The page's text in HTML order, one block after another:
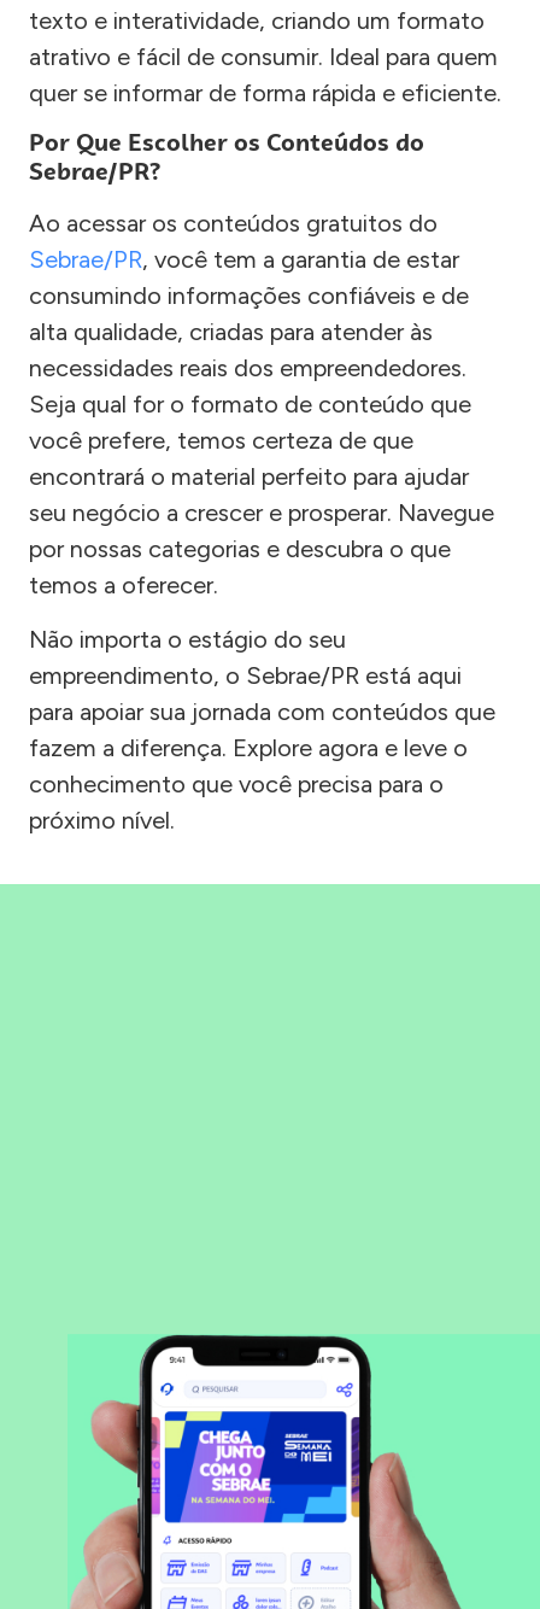
texto e interatividade, criando um formato
atrativo e fácil de consumir. Ideal para quem
quer se informar de forma rápida e eficiente.
Por Que Escolher os Conteúdos do
Sebrae/PR?
Ao acessar os conteúdos gratuitos do
Sebrae/PR, você tem a garantia de estar
consumindo informações confiáveis e de
alta qualidade, criadas para atender às
necessidades reais dos empreendedores.
Seja qual for o formato de conteúdo que
você prefere, temos certeza de que
encontrará o material perfeito para ajudar
seu negócio a crescer e prosperar. Navegue
por nossas categorias e descubra o que
temos a oferecer.
Não importa o estágio do seu
empreendimento, o Sebrae/PR está aqui
para apoiar sua jornada com conteúdos que
fazem a diferença. Explore agora e leve o
conhecimento que você precisa para o
próximo nível.